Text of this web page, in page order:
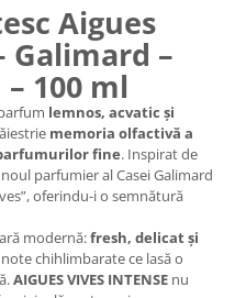
Aigues
Galimard –
100 ml
lemnos, acvatic și
memoria olfactivă a
fine. Inspirat de
parfumier al Casei Galimard
oferindu-i o semnătură
modernă:fresh, delicat și
chihlimbarate ce lasă o
AIGUES VIVES INTENSE nu